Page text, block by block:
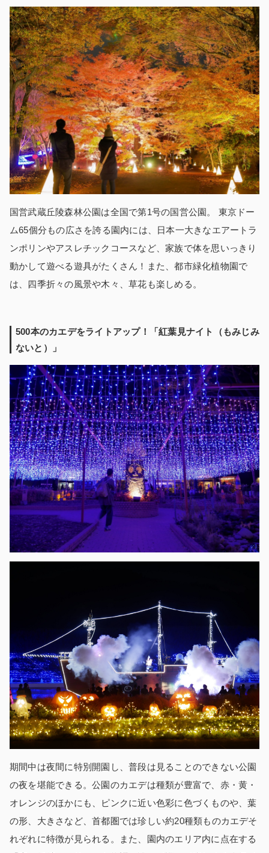
国営武蔵丘陵森林公園は全国で第1号の国営公園。 東京ドー
ム65個分もの広さを誇る園内には、日本一大きなエアートラ
ンポリンやアスレチックコースなど、家族で体を思いっきり
動かして遊べる遊具がたくさん！また、都市緑化植物園で
は、四季折々の風景や木々、草花も楽しめる。
500本のカエデをライトアップ！
「紅葉見ナイト（もみじみ
ないと）」
期間中は夜間に特別開園し、普段は見ることのできない公園
の夜を堪能できる。公園のカエデは種類が豊富で、赤・黄・
オレンジのほかにも、ピンクに近い色彩に色づくものや、葉
の形、大きさなど、首都圏では珍しい約20種類ものカエデそ
れぞれに特徴が見られる。また、園内のエリア内に点在する